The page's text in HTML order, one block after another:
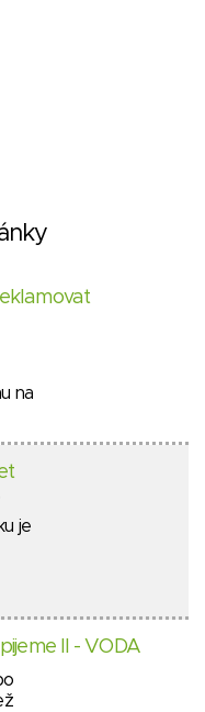
na
je
II - VODA